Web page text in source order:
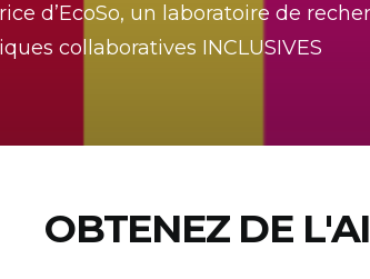
d’EcoSo, un laboratoire de
collaboratives INCLUSIVES
OBTENEZ DE